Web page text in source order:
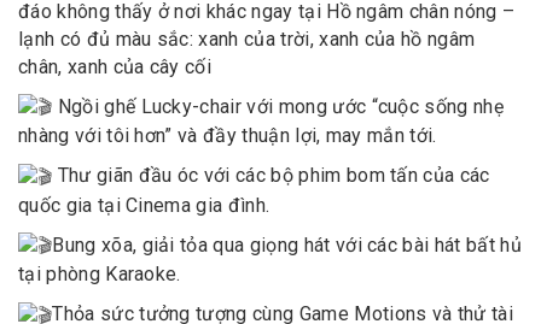
đáo không thấy ở nơi khác ngay tại Hồ ngâm chân nóng –
lạnh có đủ màu sắc: xanh của trời, xanh của hồ ngâm
chân, xanh của cây cối
Ngồi ghế Lucky-chair với mong ước “cuộc sống nhẹ
nhàng với tôi hơn” và đầy thuận lợi, may mắn tới.
Thư giãn đầu óc với các bộ phim bom tấn của các
quốc gia tại Cinema gia đình.
Bung xõa, giải tỏa qua giọng hát với các bài hát bất hủ
tại phòng Karaoke.
Thỏa sức tưởng tượng cùng Game Motions và thử tài